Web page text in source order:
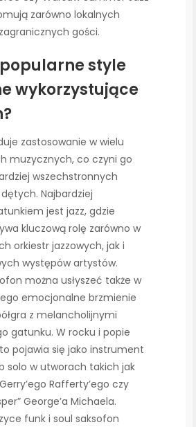
zarówno lokalnych
gości.
style
wykorzystujące
zastosowanie w wielu
muzycznych, co czyni go
wszechstronnych
Najbardziej
jest jazz, gdzie
kluczową rolę zarówno w
orkiestr jazzowych, jak i
występów artystów.
można usłyszeć także w
emocjonalne brzmienie
z melancholijnymi
gatunku. W rocku i popie
pojawia się jako instrument
solo w utworach takich jak
Rafferty’ego czy
George’a Michaela.
funk i soul saksofon